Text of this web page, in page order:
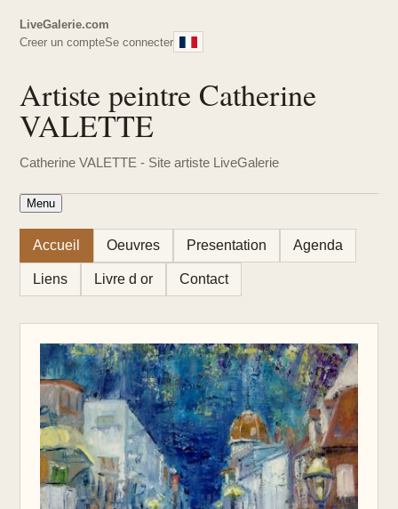
LiveGalerie.com
Creer un compteSe connecter
Artiste peintre Catherine
VALETTE
Catherine VALETTE - Site artiste LiveGalerie
Menu
Accueil Oeuvres Presentation Agenda
Liens Livre d or Contact